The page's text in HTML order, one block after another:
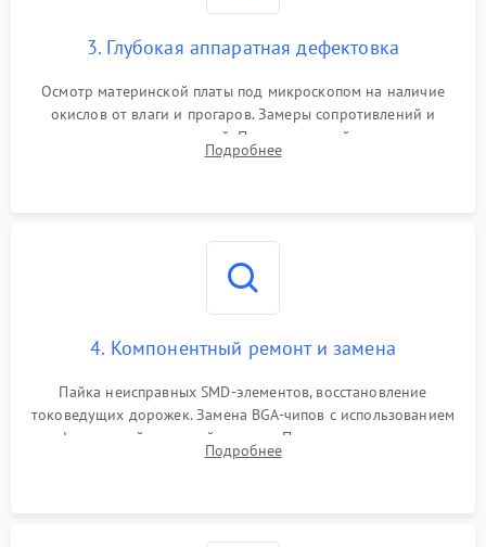
3. Глубокая аппаратная дефектовка
Осмотр материнской платы под микроскопом на наличие
окислов от влаги и прогаров. Замеры сопротивлений и
дежурных напряжений. Проверка цепей питания,
мультиконтроллера, процессора и видеочипа.
Подробнее
4. Компонентный ремонт и замена
Пайка неисправных SMD-элементов, восстановление
токоведущих дорожек. Замена BGA-чипов с использованием
инфракрасной паяльной станции. Прошивка микросхемы
BIOS или замена поврежденных портов USB
Подробнее